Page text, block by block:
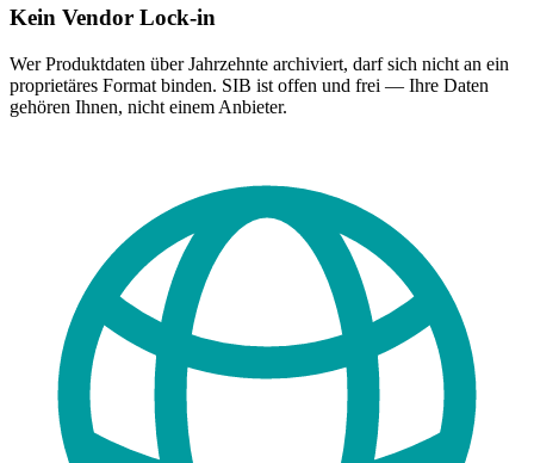
Kein Vendor Lock-in
Wer Produktdaten über Jahrzehnte archiviert, darf sich nicht an ein
proprietäres Format binden. SIB ist offen und frei — Ihre Daten
gehören Ihnen, nicht einem Anbieter.